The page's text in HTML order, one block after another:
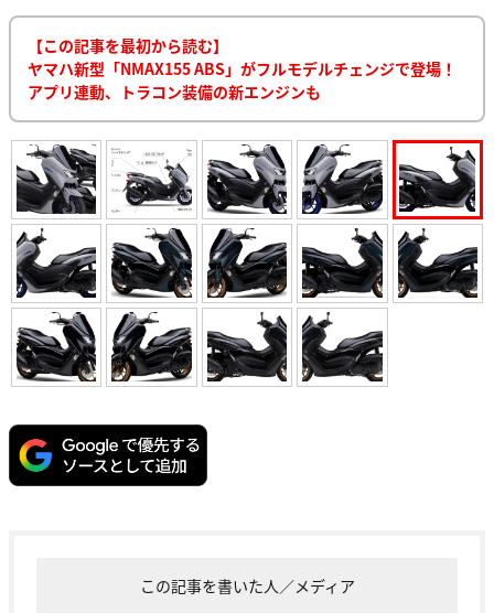
【この記事を最初から読む】
ヤマハ新型「NMAX155 ABS」がフルモデルチェンジで登場！
アプリ連動、トラコン装備の新エンジンも
この記事を書いた人／メディア